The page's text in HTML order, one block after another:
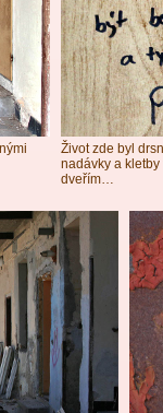
Život zde byl
nadávky a
dveřím…